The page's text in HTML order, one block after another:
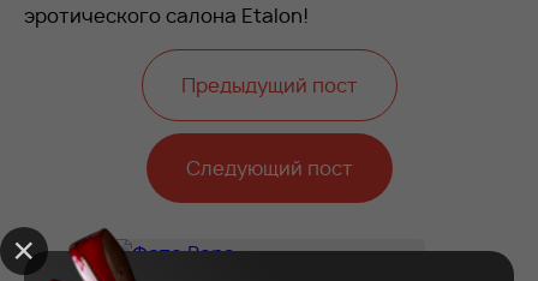
эротического салона Etalon!
Предыдущий пост
Следующий пост